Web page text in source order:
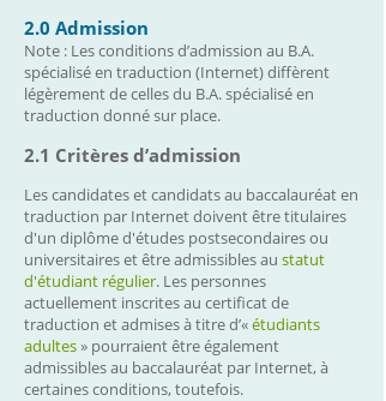
2.0 Admission
Note : Les conditions d’admission au B.A.
spécialisé en traduction (Internet) diffèrent
légèrement de celles du B.A. spécialisé en
traduction donné sur place.
2.1 Critères d’admission
Les candidates et candidats au baccalauréat en
traduction par Internet doivent être titulaires
d'un diplôme d'études postsecondaires ou
universitaires et être admissibles au statut
d'étudiant régulier. Les personnes
actuellement inscrites au certificat de
traduction et admises à titre d’«étudiants
adultes» pourraient être également
admissibles au baccalauréat par Internet, à
certaines conditions, toutefois.